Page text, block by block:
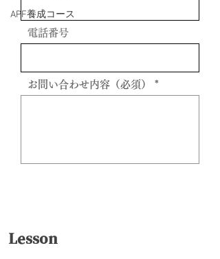
APF養成コース
電話番号
お問い合わせ内容（必須）
Lesson